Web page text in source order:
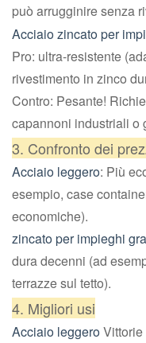
può arrugginire senza
Acciaio zincato per
Pro: ultra-resistente
rivestimento in zinco
Contro: Pesante!
capannoni industriali o
3. Confronto dei
Acciaio leggero: Più
esempio, case
economiche).
zincato per impieghi
dura decenni (ad
terrazze sul tetto).
4. Migliori usi
Acciaio leggeroVittorie